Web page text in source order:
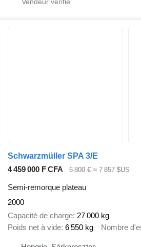
Schwarzmüller SPA 3/E
4 459 000 F CFA
6 800 € ≈ 7 857 $US
Semi-remorque plateau
2000
Capacité de charge 27 000 kg
Poids net à vide 6 550 kg Nombre